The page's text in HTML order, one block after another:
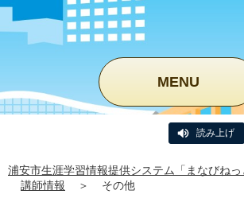
MENU
読み上げ
浦安市生涯学習情報提供システム「まなびねっ
講師情報
＞ その他